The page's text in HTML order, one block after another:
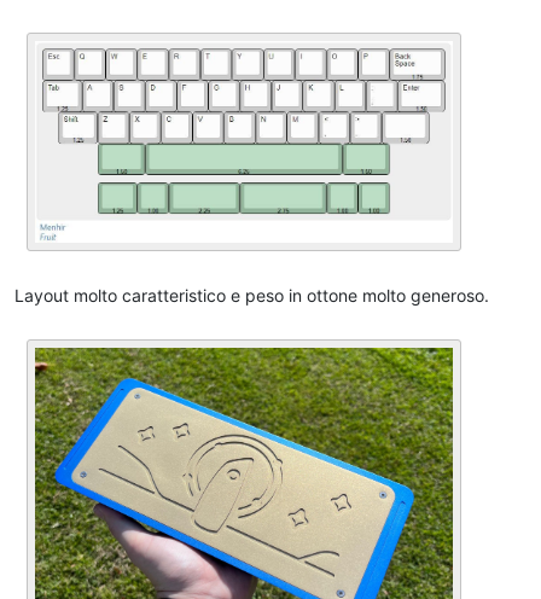
Layout molto caratteristico e peso in ottone molto generoso.